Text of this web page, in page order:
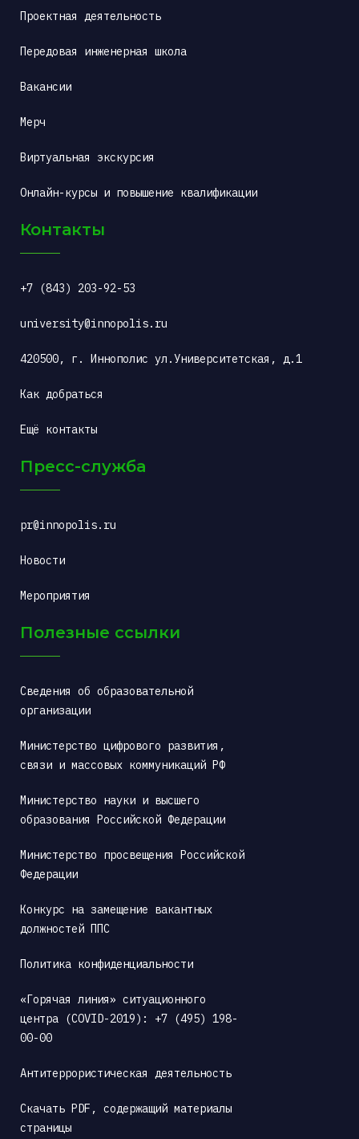
Проектная деятельность
Передовая инженерная школа
Вакансии
Мерч
Виртуальная экскурсия
Онлайн-курсы и повышение квалификации
Контакты
+7 (843) 203-92-53
university@innopolis.ru
420500, г. Иннополис ул.Университетская, д.1
Как добраться
Ещё контакты
Пресс-служба
pr@innopolis.ru
Новости
Мероприятия
Полезные ссылки
Сведения об образовательной
организации
Министерство цифрового развития,
связи и массовых коммуникаций РФ
Министерство науки и высшего
образования Российской Федерации
Министерство просвещения Российской
Федерации
Конкурс на замещение вакантных
должностей ППС
Политика конфиденциальности
«Горячая линия» ситуационного
центра (COVID-2019): +7 (495) 198-
00-00
Антитеррористическая деятельность
Скачать PDF, содержащий материалы
страницы